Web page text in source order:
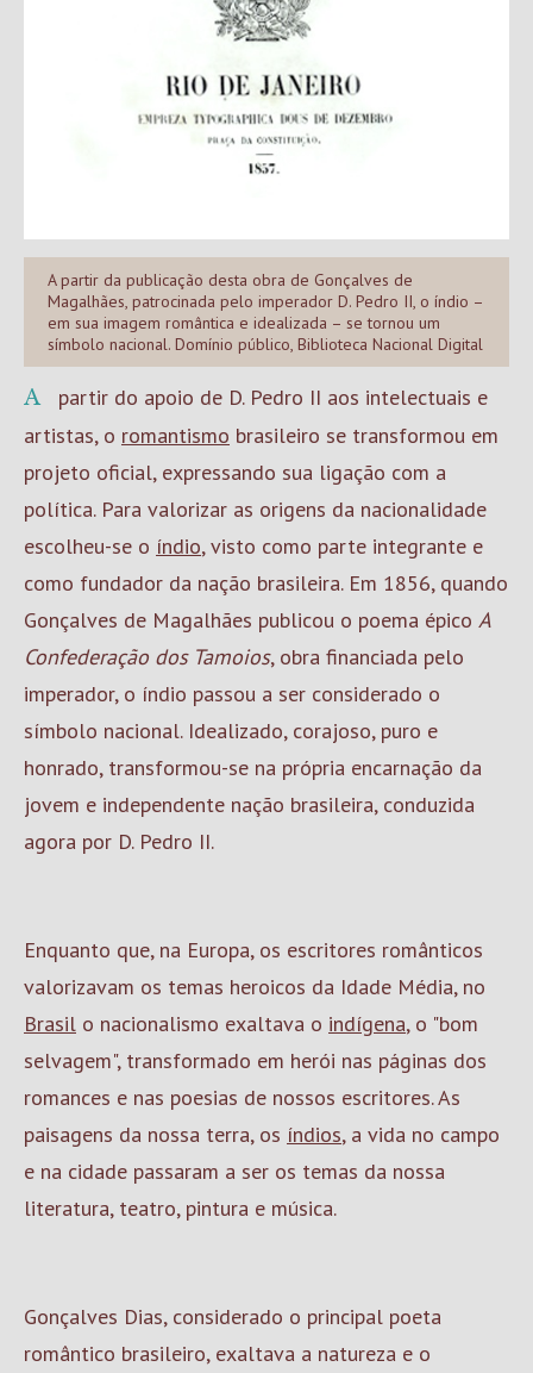
A partir da publicação desta obra de Gonçalves de
Magalhães, patrocinada pelo imperador D. Pedro II, o índio –
em sua imagem romântica e idealizada – se tornou um
símbolo nacional. Domínio público, Biblioteca Nacional Digital
A partir do apoio de D. Pedro II aos intelectuais e
artistas, o romantismo brasileiro se transformou em
projeto oficial, expressando sua ligação com a
política. Para valorizar as origens da nacionalidade
escolheu-se o índio, visto como parte integrante e
como fundador da nação brasileira. Em 1856, quando
Gonçalves de Magalhães publicou o poema épico A
Confederação dos Tamoios, obra financiada pelo
imperador, o índio passou a ser considerado o
símbolo nacional. Idealizado, corajoso, puro e
honrado, transformou-se na própria encarnação da
jovem e independente nação brasileira, conduzida
agora por D. Pedro II.
Enquanto que, na Europa, os escritores românticos
valorizavam os temas heroicos da Idade Média, no
Brasil o nacionalismo exaltava o indígena, o "bom
selvagem", transformado em herói nas páginas dos
romances e nas poesias de nossos escritores. As
paisagens da nossa terra, os índios, a vida no campo
e na cidade passaram a ser os temas da nossa
literatura, teatro, pintura e música.
Gonçalves Dias, considerado o principal poeta
romântico brasileiro, exaltava a natureza e o